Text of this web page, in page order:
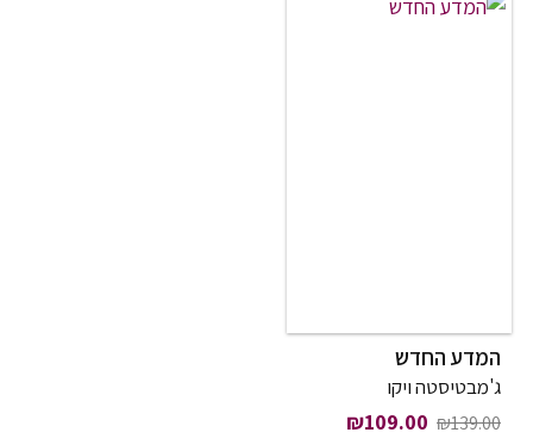
המדע החדש
ג'מבטיסטה ויקו
₪139.00 המחיר המקורי היה: ₪139.00.
₪109.00